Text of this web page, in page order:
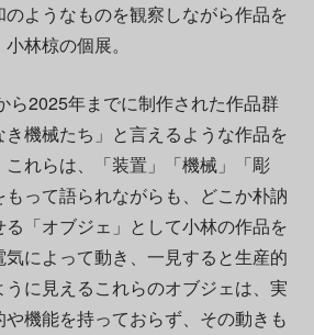
ようなものを観察しながら作品を
林椋の個展。
ら2025年までに制作された作品群
機械たち」と言えるような作品を
れらは、「装置」「機械」「彫
って語られながらも、どこか朴訥
「オブジェ」として小林の作品を
によって動き、一見すると生産的
に見えるこれらのオブジェは、実
機能を持っておらず、その動きも